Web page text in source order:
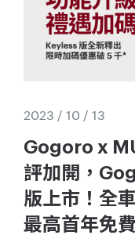
2023 / 10 / 13
Gogoro x
評加開，
版上市！全
最高首年免